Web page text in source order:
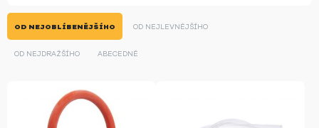
OD NEJOBLÍBENĚJŠÍHO OD NEJLEVNĚJŠÍHO
OD NEJDRAŽŠÍHO ABECEDNĚ